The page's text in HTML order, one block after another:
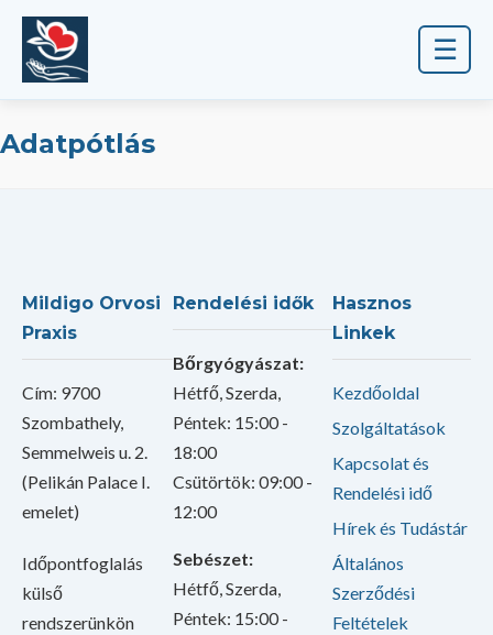
☰
Adatpótlás
Mildigo Orvosi
Praxis
Cím: 9700
Szombathely,
Semmelweis u. 2.
(Pelikán Palace I.
emelet)
Időpontfoglalás
külső
rendszerünkön
Rendelési idők
Bőrgyógyászat:
Hétfő, Szerda,
Péntek: 15:00 -
18:00
Csütörtök: 09:00 -
12:00
Sebészet:
Hétfő, Szerda,
Péntek: 15:00 -
Hasznos
Linkek
Kezdőoldal
Szolgáltatások
Kapcsolat és
Rendelési idő
Hírek és Tudástár
Általános
Szerződési
Feltételek